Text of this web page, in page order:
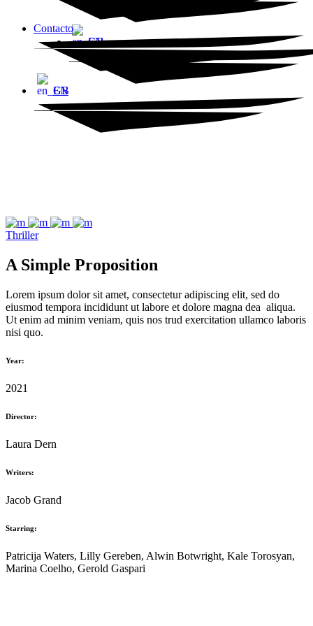
EN
Contacto
EN
Thriller
A Simple Proposition
Lorem ipsum dolor sit amet, consectetur adipiscing elit, sed do
eiusmod tempora incididunt ut labore et dolore magna dea aliqua.
Ut enim ad minim veniam, quis nos trud exercitation ullamco laboris
nisi quo.
Year:
2021
Director:
Laura Dern
Writers:
Jacob Grand
Starring:
Patricija Waters, Lilly Gereben, Alwin Botwright, Kale Torosyan,
Marina Coelho, Gerold Gaspari